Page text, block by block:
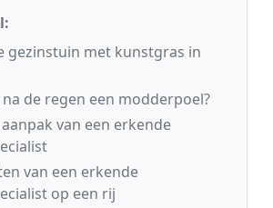
gezinstuin met kunstgras in
de regen een modderpoel?
van een erkende
van een erkende
op een rij